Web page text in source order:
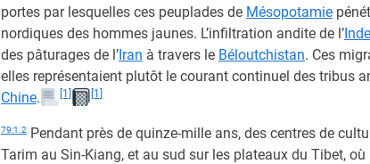
portes par lesquelles ces peuplades de Mésopotamie
nordiques des hommes jaunes. L’infiltration andite de l’Inde
des pâturages de l’Iran à travers le Béloutchistan. Ces
elles représentaient plutôt le courant continuel des tribus
Chine. [1] [1]
79:1.2 Pendant près de quinze-mille ans, des centres de
Tarim au Sin-Kiang, et au sud sur les plateaux du Tibet,